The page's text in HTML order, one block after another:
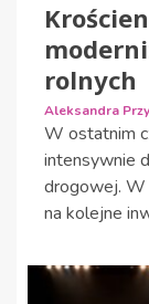
rolnych
Aleksandra
W ostatnim
intensywnie
drogowej. W
na kolejne